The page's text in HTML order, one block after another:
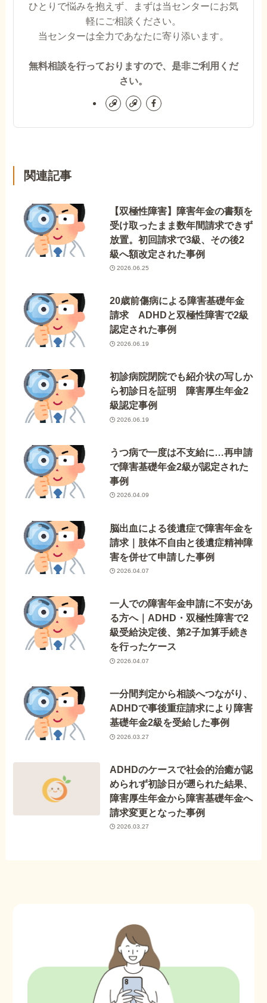
ひとりで悩みを抱えず、まずは当センターにお気
軽にご相談ください。
当センターは全力であなたに寄り添います。
無料相談を行っておりますので、是非ご利用くだ
さい。
関連記事
【双極性障害】障害年金の書類を
受け取ったまま数年間請求できず
放置。初回請求で3級、その後2
級へ額改定された事例
2026.06.25
20歳前傷病による障害基礎年金
請求 ADHDと双極性障害で2級
認定された事例
2026.06.19
初診病院閉院でも紹介状の写しか
ら初診日を証明 障害厚生年金2
級認定事例
2026.06.19
うつ病で一度は不支給に…再申請
で障害基礎年金2級が認定された
事例
2026.04.09
脳出血による後遺症で障害年金を
請求｜肢体不自由と後遺症精神障
害を併せて申請した事例
2026.04.07
一人での障害年金申請に不安があ
る方へ｜ADHD・双極性障害で2
級受給決定後、第2子加算手続き
を行ったケース
2026.04.07
一分間判定から相談へつながり、
ADHDで事後重症請求により障害
基礎年金2級を受給した事例
2026.03.27
ADHDのケースで社会的治癒が認
められず初診日が遡られた結果、
障害厚生年金から障害基礎年金へ
請求変更となった事例
2026.03.27